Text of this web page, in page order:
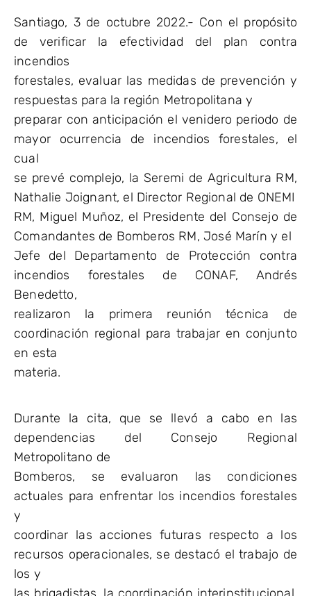
Santiago, 3 de octubre 2022.- Con el propósito
de verificar la efectividad del plan contra
incendios
forestales, evaluar las medidas de prevención y
respuestas para la región Metropolitana y
preparar con anticipación el venidero periodo de
mayor ocurrencia de incendios forestales, el
cual
se prevé complejo, la Seremi de Agricultura RM,
Nathalie Joignant, el Director Regional de ONEMI
RM, Miguel Muñoz, el Presidente del Consejo de
Comandantes de Bomberos RM, José Marín y el
Jefe del Departamento de Protección contra
incendios forestales de CONAF, Andrés
Benedetto,
realizaron la primera reunión técnica de
coordinación regional para trabajar en conjunto
en esta
materia.
Durante la cita, que se llevó a cabo en las
dependencias del Consejo Regional
Metropolitano de
Bomberos, se evaluaron las condiciones
actuales para enfrentar los incendios forestales
y
coordinar las acciones futuras respecto a los
recursos operacionales, se destacó el trabajo de
los y
las brigadistas, la coordinación interinstitucional,